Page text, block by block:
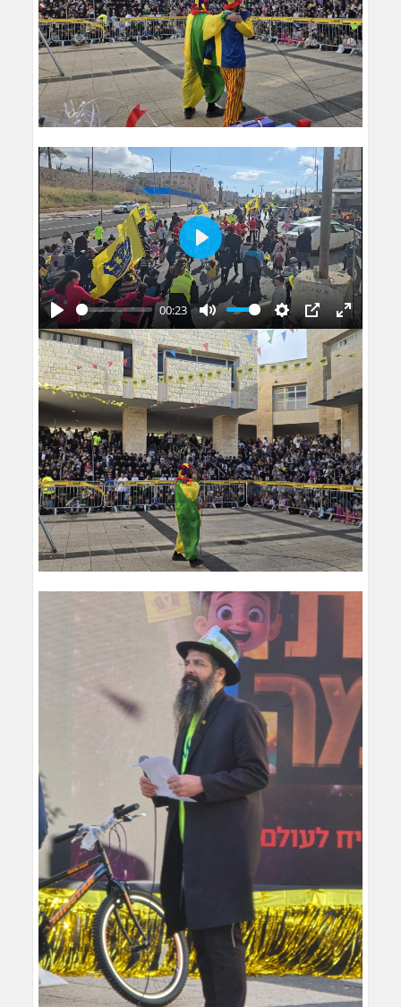
Play
00:23
Mute Settings PIPEnter
fullscreen
Play